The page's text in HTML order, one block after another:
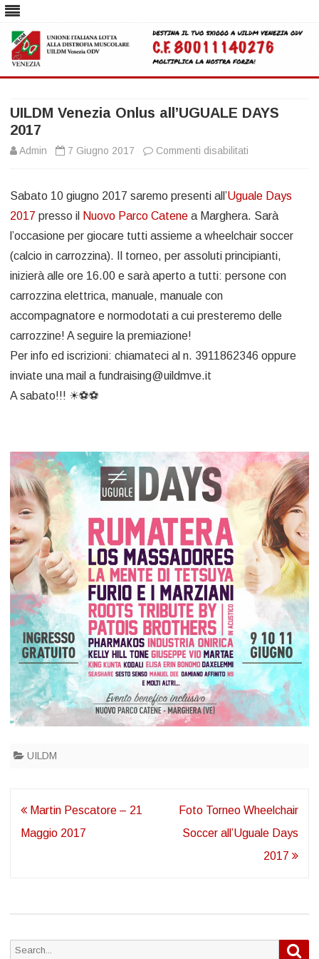
content
UILDM Venezia Onlus all’UGUALE DAYS
2017
Admin 7 Giugno 2017 Commenti disabilitati
Venezia
all’UGUALE
DAYS
Sabato 10 giugno 2017 saremo presenti all’Uguale Days
2017 presso il Nuovo Parco Catene a Marghera. Sarà
l’occasione per giocare tutti assieme a wheelchair soccer
(calcio in carrozzina). Il torneo, per assoluti principianti,
inizierà alle ore 16.00 e sarà aperto a tutti: persone con
carrozzina elettrica, manuale, manuale con
accompagnatore e normodotati a cui presteremo delle
carrozzine! A seguire la premiazione!
Per info ed iscrizioni: chiamateci al n. 3911862346 oppure
inviate una mail a fundraising@uildmve.it
A sabato!!! ☀⚽⚽
UILDM
Navigazione
articoli
Martin Pescatore – 21
Maggio 2017
Foto Torneo Wheelchair
Soccer all’Uguale Days
2017
Search